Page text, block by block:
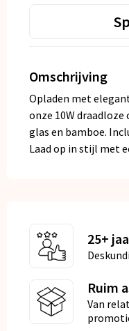
Omschrijving
Opladen met
onze 10W
glas en bamboe.
Laad op in stijl met
25+
Ruim
Van